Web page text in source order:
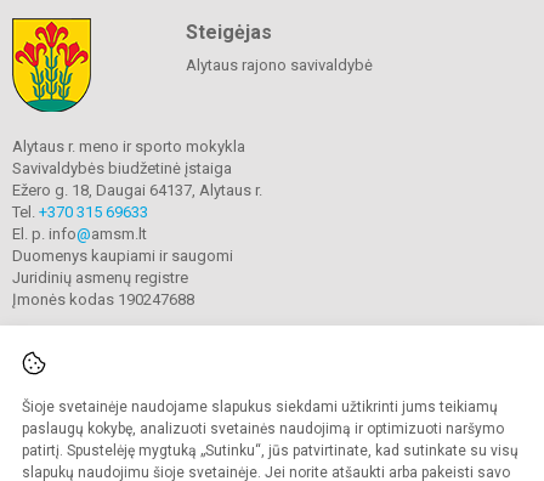
Šioje svetainėje naudojame slapukus siekdami užtikrinti jums teikiamų
paslaugų kokybę, analizuoti svetainės naudojimą ir optimizuoti naršymo
patirtį. Spustelėję mygtuką „Sutinku“, jūs patvirtinate, kad sutinkate su visų
slapukų naudojimu šioje svetainėje. Jei norite atšaukti arba pakeisti savo
Steigėjas
Alytaus rajono savivaldybė
Alytaus r. meno ir sporto mokykla
Savivaldybės biudžetinė įstaiga
Ežero g. 18, Daugai 64137, Alytaus r.
Tel. +370 315 69633
El. p. info@amsm.lt
Duomenys kaupiami ir saugomi
Juridinių asmenų registre
Įmonės kodas 190247688
© 2020. Alytaus r. meno ir sporto mokykla. Visos teisės saugomos.
Kopijuoti turinį be raštiško mokyklos sutikimo griežtai draudžiama.
Prieinamumo paraiška Slapukų valdymas